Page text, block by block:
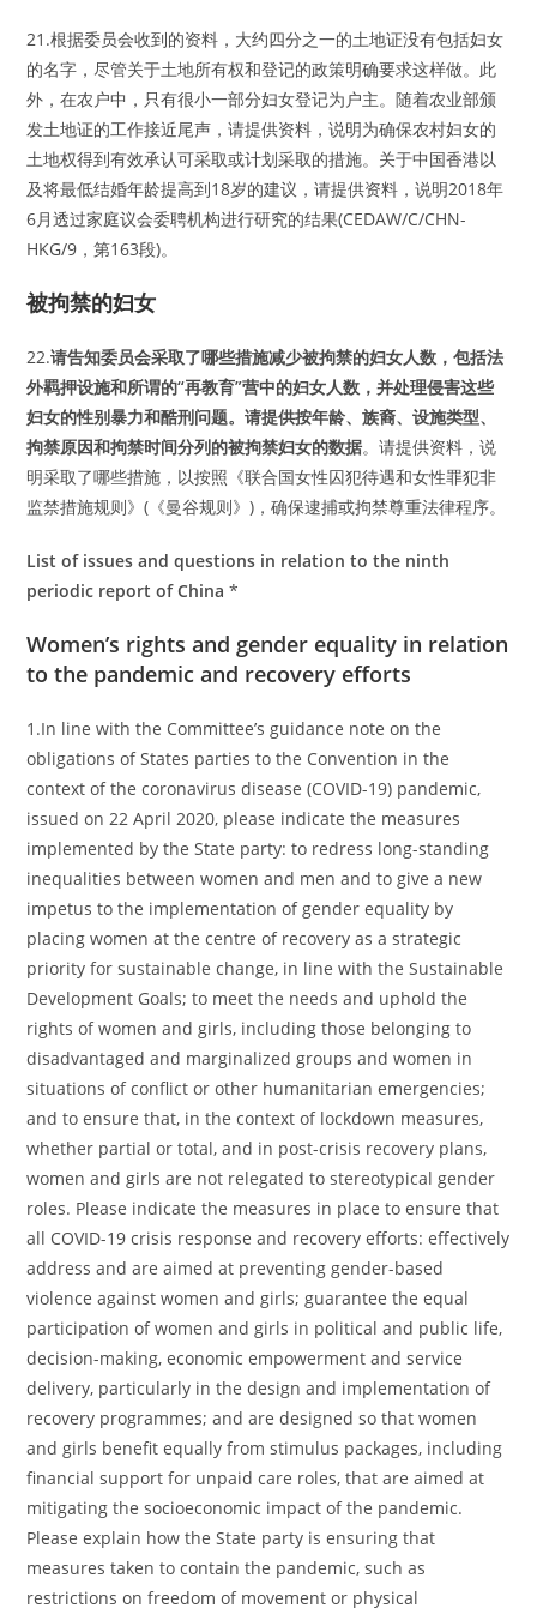
21.根据委员会收到的资料，大约四分之一的土地证没有包括妇女
的名字，尽管关于土地所有权和登记的政策明确要求这样做。此
外，在农户中，只有很小一部分妇女登记为户主。随着农业部颁
发土地证的工作接近尾声，请提供资料，说明为确保农村妇女的
土地权得到有效承认可采取或计划采取的措施。关于中国香港以
及将最低结婚年龄提高到18岁的建议，请提供资料，说明2018年
6月透过家庭议会委聘机构进行研究的结果(CEDAW/C/CHN-
HKG/9，第163段)。
被拘禁的妇女
22.请告知委员会采取了哪些措施减少被拘禁的妇女人数，包括法
外羁押设施和所谓的“再教育”营中的妇女人数，并处理侵害这些
妇女的性别暴力和酷刑问题。请提供按年龄、族裔、设施类型、
拘禁原因和拘禁时间分列的被拘禁妇女的数据。请提供资料，说
明采取了哪些措施，以按照《联合国女性囚犯待遇和女性罪犯非
监禁措施规则》(《曼谷规则》)，确保逮捕或拘禁尊重法律程序。
List of issues and questions in relation to the ninth
periodic report of China *
Women’s rights and gender equality in relation
to the pandemic and recovery efforts
1.In line with the Committee’s guidance note on the
obligations of States parties to the Convention in the
context of the coronavirus disease (COVID-19) pandemic,
issued on 22 April 2020, please indicate the measures
implemented by the State party: to redress long-standing
inequalities between women and men and to give a new
impetus to the implementation of gender equality by
placing women at the centre of recovery as a strategic
priority for sustainable change, in line with the Sustainable
Development Goals; to meet the needs and uphold the
rights of women and girls, including those belonging to
disadvantaged and marginalized groups and women in
situations of conflict or other humanitarian emergencies;
and to ensure that, in the context of lockdown measures,
whether partial or total, and in post-crisis recovery plans,
women and girls are not relegated to stereotypical gender
roles. Please indicate the measures in place to ensure that
all COVID-19 crisis response and recovery efforts: effectively
address and are aimed at preventing gender-based
violence against women and girls; guarantee the equal
participation of women and girls in political and public life,
decision-making, economic empowerment and service
delivery, particularly in the design and implementation of
recovery programmes; and are designed so that women
and girls benefit equally from stimulus packages, including
financial support for unpaid care roles, that are aimed at
mitigating the socioeconomic impact of the pandemic.
Please explain how the State party is ensuring that
measures taken to contain the pandemic, such as
restrictions on freedom of movement or physical